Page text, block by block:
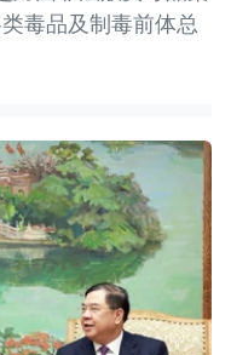
毒品及制毒前体总